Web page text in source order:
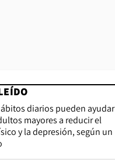
diarios pueden ayudar
mayores a reducir el
y la depresión, según un